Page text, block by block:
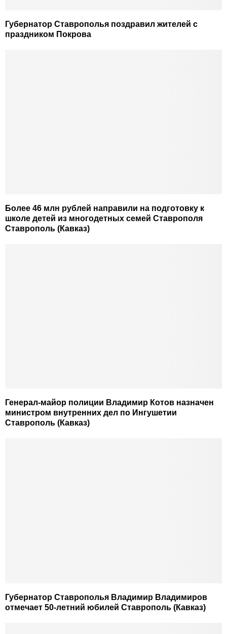
Губернатор Ставрополья поздравил жителей с
праздником Покрова
Более 46 млн рублей направили на подготовку к
школе детей из многодетных семей Ставрополя
Ставрополь (Кавказ)
Генерал-майор полиции Владимир Котов назначен
министром внутренних дел по Ингушетии
Ставрополь (Кавказ)
Губернатор Ставрополья Владимир Владимиров
отмечает 50-летний юбилей Ставрополь (Кавказ)